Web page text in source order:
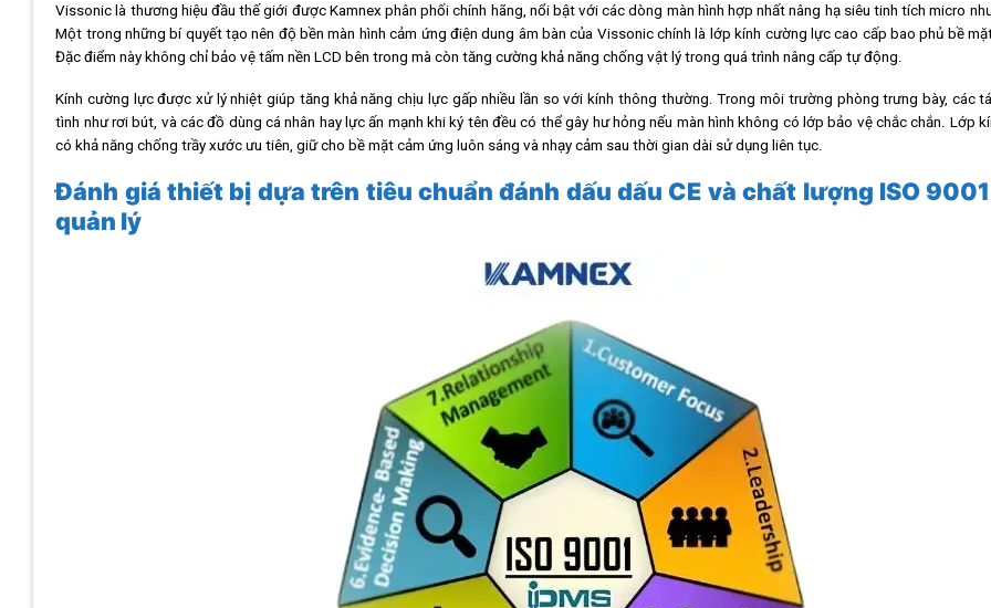
Vissonic là thương hiệu đầu thế giới được Kamnex phân phối chính hãng, nổi bật với các dòng màn hình hợp nhất nâng hạ siêu tinh tích micro như
Một trong những bí quyết tạo nên độ bền màn hình cảm ứng điện dung âm bàn của Vissonic chính là lớp kính cường lực cao cấp bao phủ bề mặt
Đặc điểm này không chỉ bảo vệ tấm nền LCD bên trong mà còn tăng cường khả năng chống vật lý trong quá trình nâng cấp tự động.
Kính cường lực được xử lý nhiệt giúp tăng khả năng chịu lực gấp nhiều lần so với kính thông thường. Trong môi trường phòng trưng bày, các
tình như rơi bút, và các đồ dùng cá nhân hay lực ấn mạnh khi ký tên đều có thể gây hư hỏng nếu màn hình không có lớp bảo vệ chắc chắn. Lớp
có khả năng chống trầy xước ưu tiên, giữ cho bề mặt cảm ứng luôn sáng và nhạy cảm sau thời gian dài sử dụng liên tục.
Đánh giá thiết bị dựa trên tiêu chuẩn đánh dấu dấu CE và chất lượng ISO
quản lý